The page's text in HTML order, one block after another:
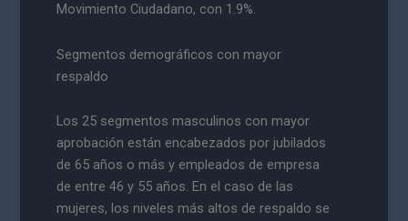
Movimiento Ciudadano, con 1.9%.
Segmentos demográficos con mayor
respaldo
Los 25 segmentos masculinos con mayor
aprobación están encabezados por jubilados
de 65 años o más y empleados de empresa
de entre 46 y 55 años. En el caso de las
mujeres, los niveles más altos de respaldo se